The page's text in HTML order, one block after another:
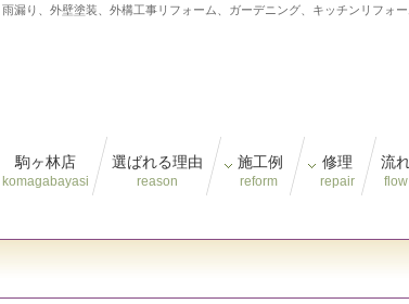
り、外壁塗装、外構工事リフォーム、ガーデニング、キッチンリフォ
駒ヶ林店
komagabayasi
選ばれる理由
reason
施工例
reform
修理
repair
流
flow